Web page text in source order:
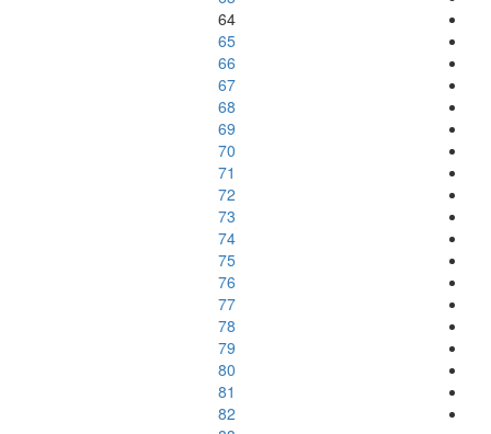
64
65
66
67
68
69
70
71
72
73
74
75
76
77
78
79
80
81
82